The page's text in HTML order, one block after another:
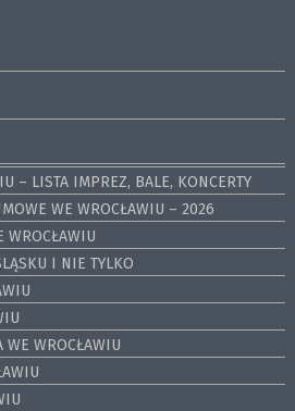
– LISTA IMPREZ, BALE, KONCERTY
WE WROCŁAWIU – 2026
WROCŁAWIU
I NIE TYLKO
WROCŁAWIU